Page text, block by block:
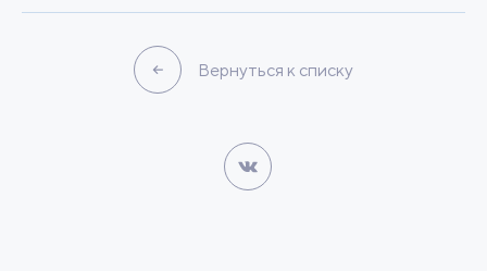
Вернуться к списку